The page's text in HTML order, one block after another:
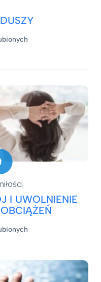
I UWOLNIENIE